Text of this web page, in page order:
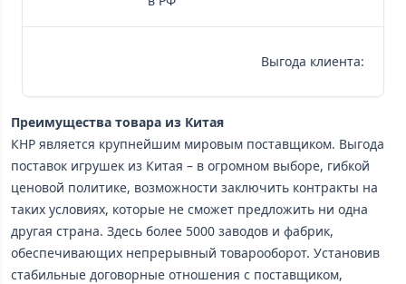
Выгода клиента:
Преимущества товара из Китая
КНР является крупнейшим мировым поставщиком. Выгода
поставок игрушек из Китая – в огромном выборе, гибкой
ценовой политике, возможности заключить контракты на
таких условиях, которые не сможет предложить ни одна
другая страна. Здесь более 5000 заводов и фабрик,
обеспечивающих непрерывный товарооборот. Установив
стабильные договорные отношения с поставщиком,